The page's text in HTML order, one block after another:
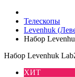
Телескопы
Levenhuk
Набор
Набор Levenhuk
ХИТ